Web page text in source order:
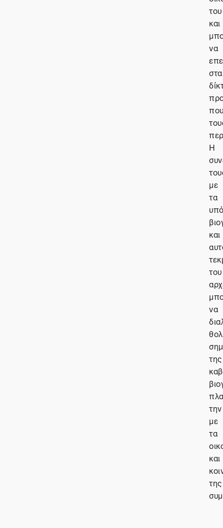
του
και
να
στα
Η
με
τα
και
του
να
της
την
με
τα
και
της